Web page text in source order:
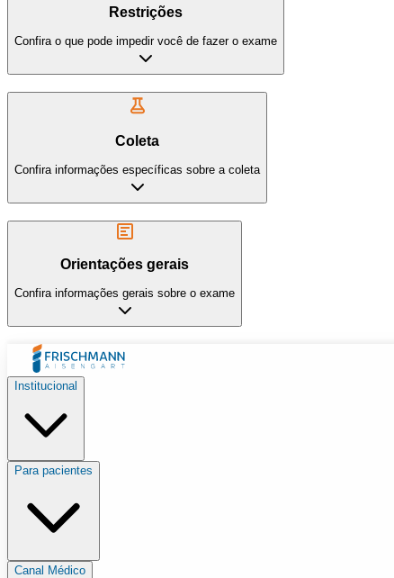
Restrições
Confira o que pode impedir você de fazer o exame
Coleta
Confira informações específicas sobre a coleta
Orientações gerais
Confira informações gerais sobre o exame
Institucional
Para pacientes
Canal Médico